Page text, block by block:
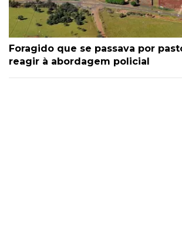
Foragido que se passava por
reagir à abordagem policial